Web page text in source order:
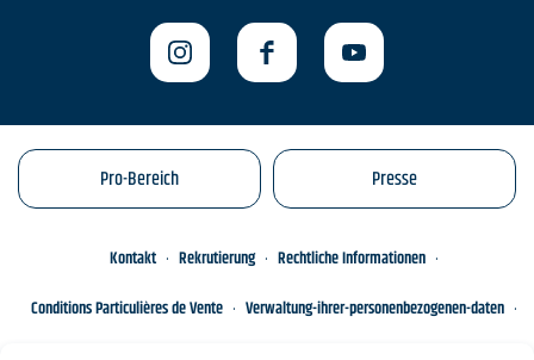
Pro-Bereich Presse
Kontakt Rekrutierung
Rechtliche Informationen
Conditions Particulières de Vente
Verwaltung-ihrer-personenbezogenen-daten